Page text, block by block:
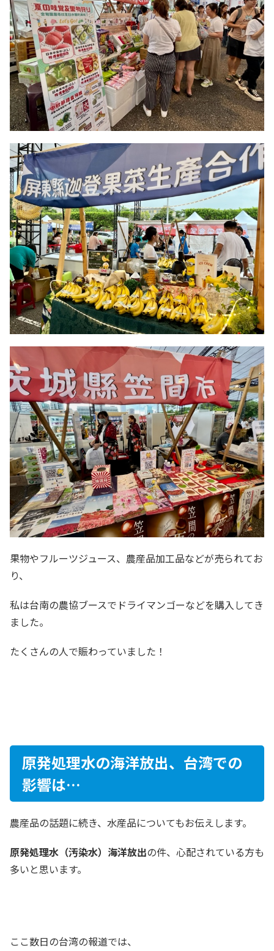
果物やフルーツジュース、農産品加工品などが売られてお
り、
私は台南の農協ブースでドライマンゴーなどを購入してき
ました。
たくさんの人で賑わっていました！
原発処理水の海洋放出、台湾での
影響は…
農産品の話題に続き、水産品についてもお伝えします。
原発処理水（汚染水）海洋放出の件、心配されている方も
多いと思います。
ここ数日の台湾の報道では、